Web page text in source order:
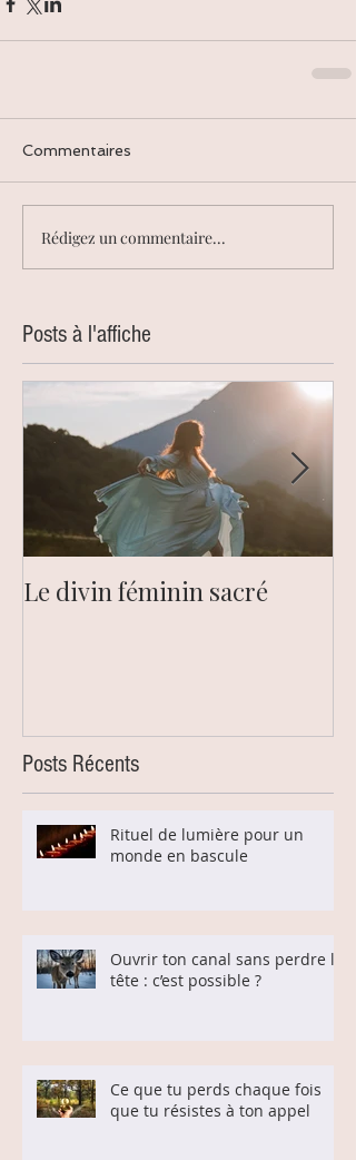
Commentaires
Rédigez un commentaire...
Posts à l'affiche
Le divin féminin sacré
Posts Récents
Rituel de lumière pour un
monde en bascule
Ouvrir ton canal sans perdre la
tête : c’est possible ?
Ce que tu perds chaque fois
que tu résistes à ton appel